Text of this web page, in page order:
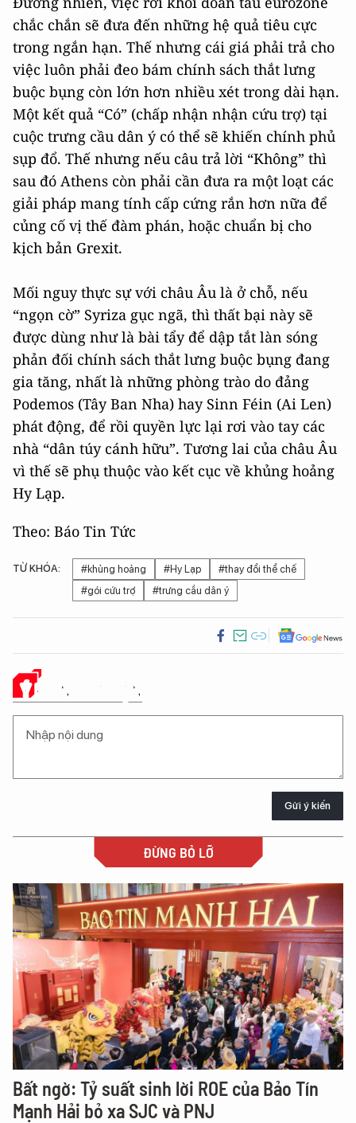
chắc chắn sẽ đưa đến những hệ quả tiêu cực
trong ngắn hạn. Thế nhưng cái giá phải trả cho
việc luôn phải đeo bám chính sách thắt lưng
buộc bụng còn lớn hơn nhiều xét trong dài hạn.
Một kết quả “Có” (chấp nhận nhận cứu trợ) tại
cuộc trưng cầu dân ý có thể sẽ khiến chính phủ
sụp đổ. Thế nhưng nếu câu trả lời “Không” thì
sau đó Athens còn phải cần đưa ra một loạt các
giải pháp mang tính cấp cứng rắn hơn nữa để
củng cố vị thế đàm phán, hoặc chuẩn bị cho
kịch bản Grexit.
Mối nguy thực sự với châu Âu là ở chỗ, nếu
“ngọn cờ” Syriza gục ngã, thì thất bại này sẽ
được dùng như là bài tẩy để dập tắt làn sóng
phản đối chính sách thắt lưng buộc bụng đang
gia tăng, nhất là những phòng trào do đảng
Podemos (Tây Ban Nha) hay Sinn Féin (Ai Len)
phát động, để rồi quyền lực lại rơi vào tay các
nhà “dân túy cánh hữu”. Tương lai của châu Âu
vì thế sẽ phụ thuộc vào kết cục về khủng hoảng
Hy Lạp.
Theo: Báo Tin Tức
TỪ KHÓA: #khủng hoảng #Hy Lạp
#thay đổi thể chế
#gói cứu trợ
#trưng cầu dân ý
Ý KIẾN CỦA BẠN
Gửi ý kiến
ĐỪNG BỎ LỠ
Bất ngờ: Tỷ suất sinh lời ROE của Bảo Tín
Mạnh Hải bỏ xa SJC và PNJ